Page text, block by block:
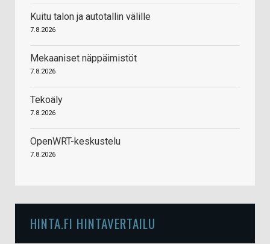
Kuitu talon ja autotallin välille
7.8.2026
Mekaaniset näppäimistöt
7.8.2026
Tekoäly
7.8.2026
OpenWRT-keskustelu
7.8.2026
HINTA.FI HINTAVERTAILU